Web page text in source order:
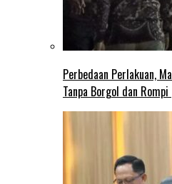
Perbedaan Perlakuan,
Tanpa Borgol dan Rompi